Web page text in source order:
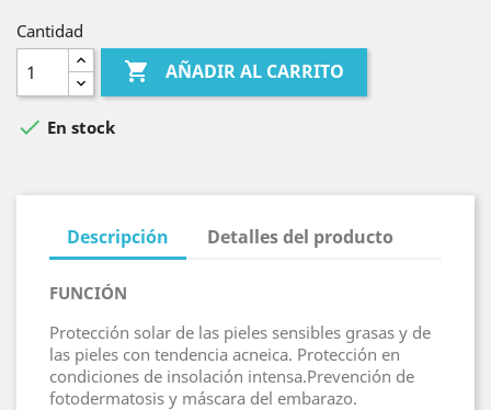
Cantidad
 AÑADIR AL CARRITO
 En stock
Descripción Detalles del producto
FUNCIÓN
Protección solar de las pieles sensibles grasas y de
las pieles con tendencia acneica. Protección en
condiciones de insolación intensa.Prevención de
fotodermatosis y máscara del embarazo.